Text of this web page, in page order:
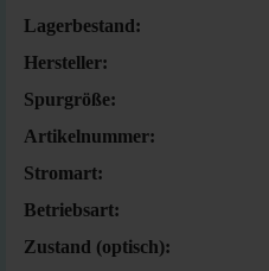
Lagerbestand:
Hersteller:
Spurgröße:
Artikelnummer:
Stromart:
Betriebsart:
Zustand (optisch):